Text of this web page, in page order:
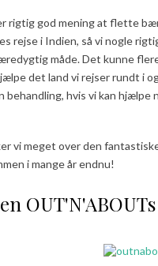
rigtig god mening at flette
rejse i Indien, så vi nogle
måde. Det kunne
det land vi rejser rundt i
behandling, hvis vi kan
vi meget over den
i mange år endnu!